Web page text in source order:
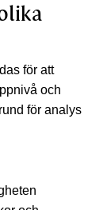
för att
och
för analys